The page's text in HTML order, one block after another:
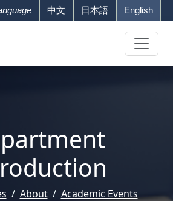
中文 日本語 English
About Academic Events